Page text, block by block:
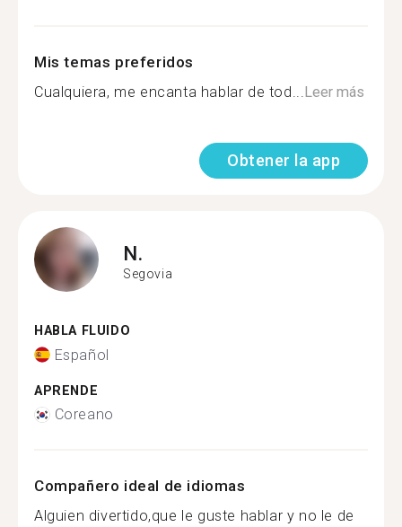
Mis temas preferidos
Cualquiera, me encanta hablar de tod...Leer más
Obtener la app
N.
Segovia
HABLA FLUIDO
Español
APRENDE
Coreano
Compañero ideal de idiomas
Alguien divertido,que le guste hablar y no le de